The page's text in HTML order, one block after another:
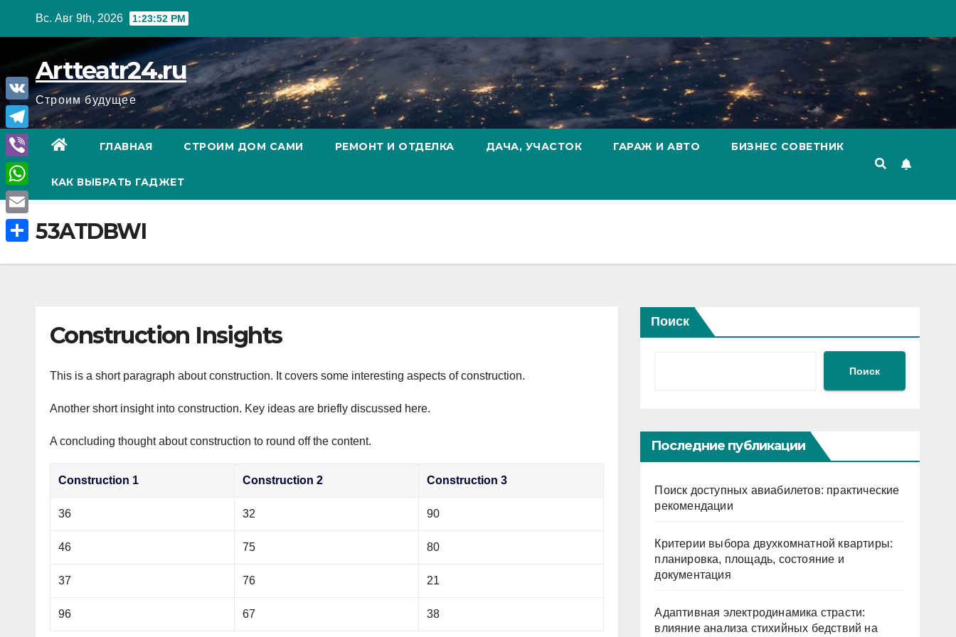
Вс. Авг 9th, 2026 1:23:53 PM
Artteatr24.ru
Строим будущее
ГЛАВНАЯ СТРОИМ ДОМ САМИ РЕМОНТ И ОТДЕЛКА ДАЧА, УЧАСТОК ГАРАЖ И АВТО БИЗНЕС СОВЕТНИК
КАК ВЫБРАТЬ ГАДЖЕТ
53ATDBWI
Construction Insights
This is a short paragraph about construction. It covers some interesting aspects of construction.
Another short insight into construction. Key ideas are briefly discussed here.
A concluding thought about construction to round off the content.
Construction 1 Construction 2 Construction 3
36 32 90
46 75 80
37 76 21
96 67 38
Поиск
Поиск
Последние публикации
Поиск доступных авиабилетов: практические
рекомендации
Критерии выбора двухкомнатной квартиры:
планировка, площадь, состояние и
документация
Адаптивная электродинамика страсти:
влияние анализа стихийных бедствий на
V
K
T
e
l
e
g
V
i
b
e
W
h
a
t
E